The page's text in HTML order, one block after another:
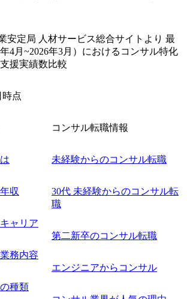
安定局 人材サービス総合サイトより 最
4月~2026年3月）におけるコンサル特化
援実績数比較
時点
収
ャリア
務内容
種類
コンサル転職情報
未経験からのコンサル転職
30代 未経験からのコンサル転
職
第二新卒のコンサル転職
エンジニアからコンサル